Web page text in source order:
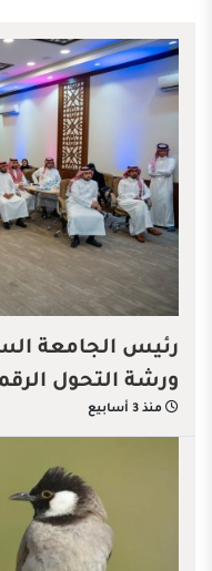
رئيس الجامعة
ورشة التحول
الأداء الرقمية
منذ 3 أسابيع